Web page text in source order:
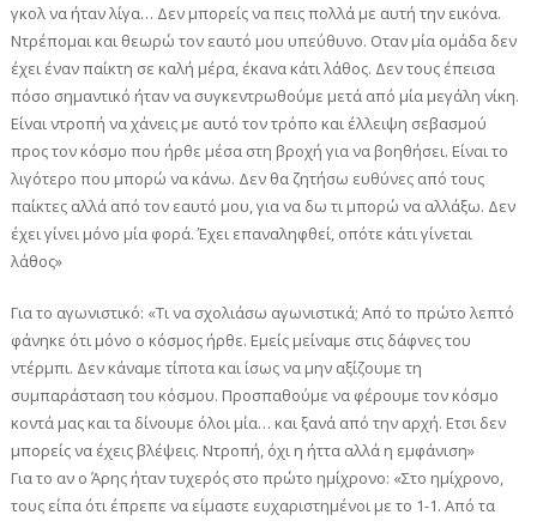
γκολ να ήταν λίγα… Δεν μπορείς να πεις πολλά με αυτή την εικόνα.
Ντρέπομαι και θεωρώ τον εαυτό μου υπεύθυνο. Οταν μία ομάδα δεν
έχει έναν παίκτη σε καλή μέρα, έκανα κάτι λάθος. Δεν τους έπεισα
πόσο σημαντικό ήταν να συγκεντρωθούμε μετά από μία μεγάλη νίκη.
Είναι ντροπή να χάνεις με αυτό τον τρόπο και έλλειψη σεβασμού
προς τον κόσμο που ήρθε μέσα στη βροχή για να βοηθήσει. Είναι το
λιγότερο που μπορώ να κάνω. Δεν θα ζητήσω ευθύνες από τους
παίκτες αλλά από τον εαυτό μου, για να δω τι μπορώ να αλλάξω. Δεν
έχει γίνει μόνο μία φορά. Έχει επαναληφθεί, οπότε κάτι γίνεται
λάθος»
Για το αγωνιστικό: «Τι να σχολιάσω αγωνιστικά; Από το πρώτο λεπτό
φάνηκε ότι μόνο ο κόσμος ήρθε. Εμείς μείναμε στις δάφνες του
ντέρμπι. Δεν κάναμε τίποτα και ίσως να μην αξίζουμε τη
συμπαράσταση του κόσμου. Προσπαθούμε να φέρουμε τον κόσμο
κοντά μας και τα δίνουμε όλοι μία… και ξανά από την αρχή. Ετσι δεν
μπορείς να έχεις βλέψεις. Ντροπή, όχι η ήττα αλλά η εμφάνιση»
Για το αν ο Άρης ήταν τυχερός στο πρώτο ημίχρονο: «Στο ημίχρονο,
τους είπα ότι έπρεπε να είμαστε ευχαριστημένοι με το 1-1. Από τα